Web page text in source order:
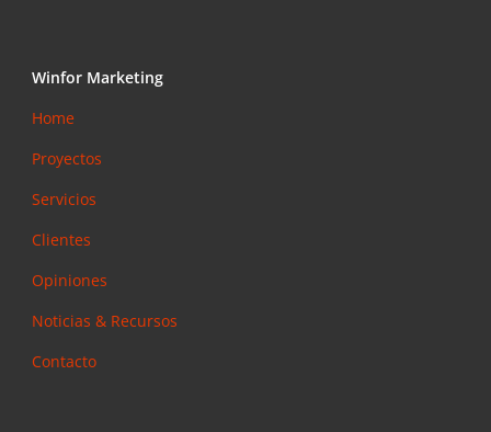
Winfor Marketing
Home
Proyectos
Servicios
Clientes
Opiniones
Noticias & Recursos
Contacto